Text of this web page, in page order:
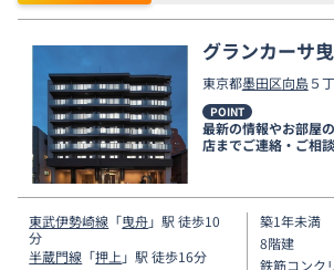
グランカーサ
東京都墨田区向島５
POINT
最新の情報やお部屋
店までご連絡・ご相
東武伊勢崎線 「曳舟」駅 徒歩10
分
半蔵門線 「押上 」駅 徒歩16分
築1年未満
8階建
鉄筋コンク